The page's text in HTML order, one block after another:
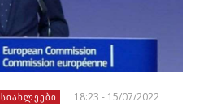
ᲡᲘᲐᲮᲚᲔᲔᲑᲘ 18:23 - 15/07/2022